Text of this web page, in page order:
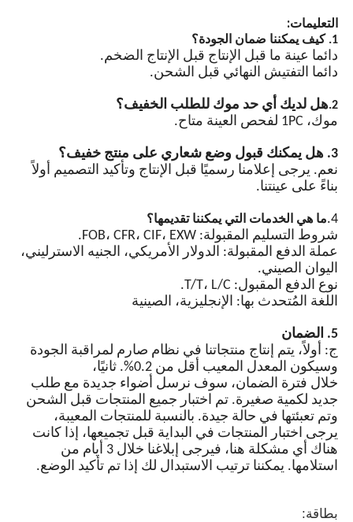
التعليمات:
1. كيف يمكننا ضمان الجودة؟
دائما عينة ما قبل الإنتاج قبل الإنتاج الضخم.
دائما التفتيش النهائي قبل الشحن.
2. هل لديك أي حد موك للطلب الخفيف؟
موك، 1PC لفحص العينة متاح.
3. هل يمكنك قبول وضع شعاري على منتج خفيف؟
نعم. يرجى إعلامنا رسميًا قبل الإنتاج وتأكيد التصميم أولاً
بناءً على عينتنا.
4. ما هي الخدمات التي يمكننا تقديمها؟
شروط التسليم المقبولة: FOB، CFR، CIF، EXW.
عملة الدفع المقبولة: الدولار الأمريكي، الجنيه الاسترليني،
اليوان الصيني.
نوع الدفع المقبول: T/T، L/C.
اللغة المُتحدث بها: الإنجليزية، الصينية
5. الضمان
ج: أولاً، يتم إنتاج منتجاتنا في نظام صارم لمراقبة الجودة
وسيكون المعدل المعيب أقل من 0.2%. ثانيًا،
خلال فترة الضمان، سوف نرسل أضواء جديدة مع طلب
جديد لكمية صغيرة. تم اختبار جميع المنتجات قبل الشحن
وتم تعبئتها في حالة جيدة. بالنسبة للمنتجات المعيبة،
يرجى اختبار المنتجات في البداية قبل تجميعها، إذا كانت
هناك أي مشكلة هنا، فيرجى إبلاغنا خلال 3 أيام من
استلامها. يمكننا ترتيب الاستبدال لك إذا تم تأكيد الوضع.
بطاقة: